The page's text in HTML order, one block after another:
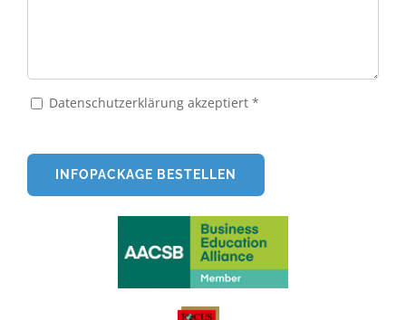
Datenschutzerklärung akzeptiert *